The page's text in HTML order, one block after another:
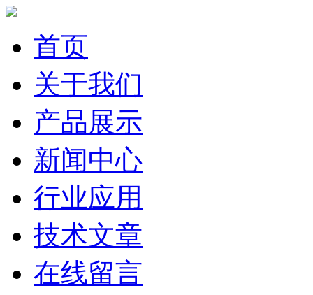
首页
关于我们
产品展示
新闻中心
行业应用
技术文章
在线留言